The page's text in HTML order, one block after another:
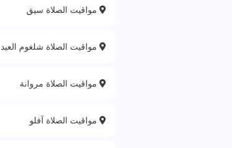
مواقيت الصلاة سيق
مواقيت الصلاة شلغوم العيد
مواقيت الصلاة مروانة
مواقيت الصلاة آفلو